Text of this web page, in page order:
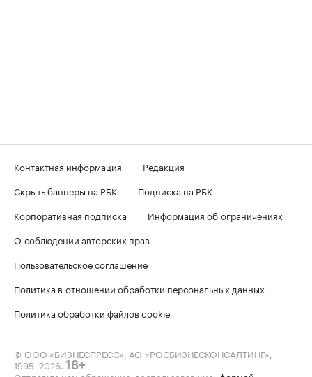
Контактная информация
Редакция
Скрыть баннеры на РБК
Подписка на РБК
Корпоративная подписка
Информация об ограничениях
О соблюдении авторских прав
Пользовательское соглашение
Политика в отношении обработки персональных данных
Политика обработки файлов cookie
© ООО «БИЗНЕСПРЕСС», АО «РОСБИЗНЕСКОНСАЛТИНГ»,
1995–2026. 18+